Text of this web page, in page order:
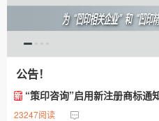
公告！
新 “策印咨询”启用新注册商标通
23247阅读